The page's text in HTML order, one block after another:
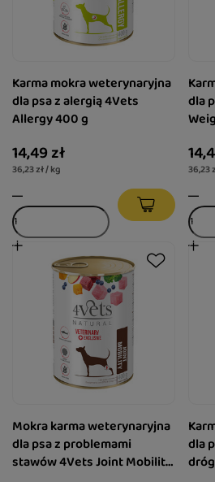
Karma mokra weterynaryjna
dla psa z alergią 4Vets
Allergy 400 g
14,49 zł
36,23 zł / kg
dla
36,23
Mokra karma weterynaryjna
dla psa z problemami
stawów 4Vets Joint Mobility
dla